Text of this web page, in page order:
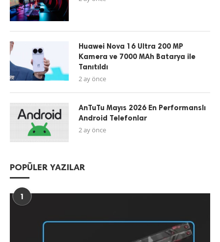
Huawei Nova 16 Ultra 200 MP
Kamera ve 7000 MAh Batarya ile
Tanıtıldı
2 ay önce
AnTuTu Mayıs 2026 En Performanslı
Android Telefonlar
2 ay önce
POPÜLER YAZILAR
1